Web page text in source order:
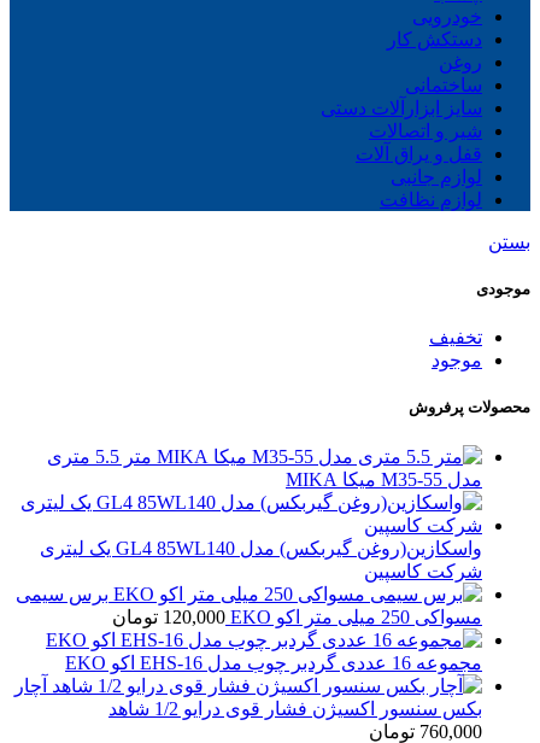
خودرویی
دستکش کار
روغن
ساختمانی
سایز ابزارآلات دستی
شیر و اتصالات
قفل و یراق آلات
لوازم جانبی
لوازم نظافت
بستن
موجودی
تخفیف
موجود
محصولات پرفروش
متر 5.5 متری
مدل M35-55 میکا MIKA
واسکازین(روغن گیربکس) مدل GL4 85WL140 یک لیتری
شرکت کاسپین
برس سیمی
مسواکی 250 میلی متر اکو EKO
120,000 تومان
مجموعه 16 عددی گردبر چوب مدل EHS-16 اکو EKO
آچار
بکس سنسور اکسیژن فشار قوی درایو 1/2 شاهد
760,000 تومان